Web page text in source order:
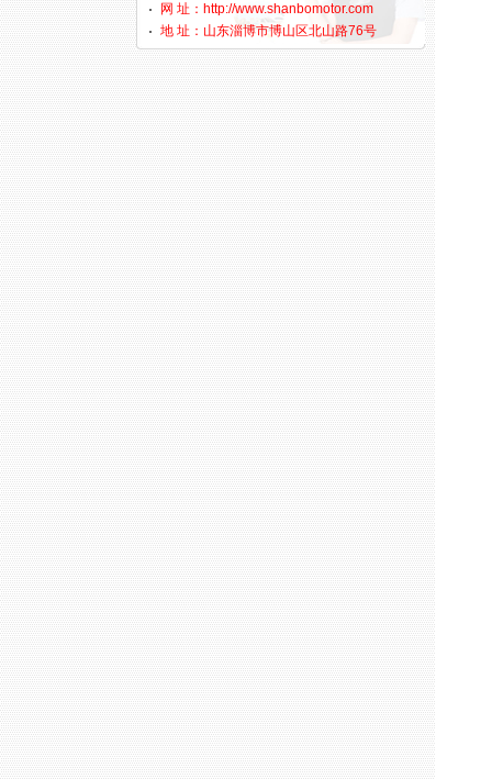
网 址：http://www.shanbomotor.com
地 址：山东淄博市博山区北山路76号